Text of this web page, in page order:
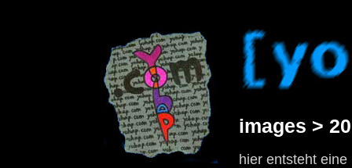
images >
hier entsteht